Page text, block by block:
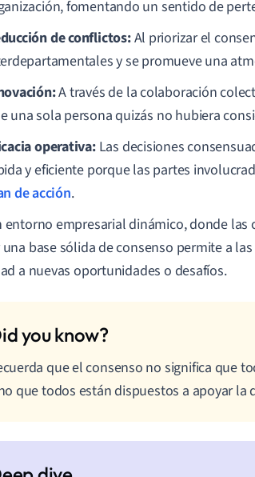
fomentando un sentido de
de conflictos:Al priorizar el
y se promueve una
A través de la colaboración
una sola persona quizás no hubiera
operativa:Las decisiones
y eficiente porque las partes
de acción.
entorno empresarial dinámico, donde
base sólida de consenso permite a
a nuevas oportunidades o desafíos.
que el consenso no significa que
que todos están dispuestos a apoyar la